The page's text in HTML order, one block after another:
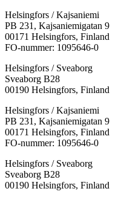
Helsingfors / Kajsaniemi
PB 231, Kajsaniemigatan 9
00171 Helsingfors, Finland
FO-nummer: 1095646-0
Helsingfors / Sveaborg
Sveaborg B28
00190 Helsingfors, Finland
Facebook:
Öppnas
i
en
flik
Instagram:
Öppnas
i
en
flik
TikTok:
Öppnas
i
en
flik
Youtube:
Öppnas
i
en
flik
Vimeo:
Öppnas
i
en
flik
Helsingfors / Kajsaniemi
PB 231, Kajsaniemigatan 9
00171 Helsingfors, Finland
FO-nummer: 1095646-0
Helsingfors / Sveaborg
Sveaborg B28
00190 Helsingfors, Finland